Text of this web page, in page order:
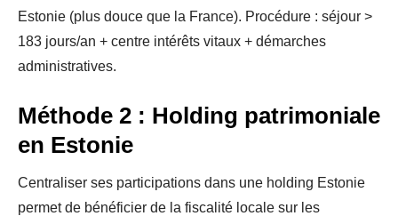
Estonie (plus douce que la France). Procédure : séjour >
183 jours/an + centre intérêts vitaux + démarches
administratives.
Méthode 2 : Holding patrimoniale
en Estonie
Centraliser ses participations dans une holding Estonie
permet de bénéficier de la fiscalité locale sur les